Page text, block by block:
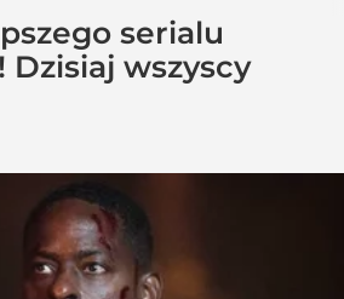
serialu
wszyscy